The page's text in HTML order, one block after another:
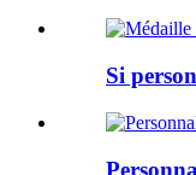
Si